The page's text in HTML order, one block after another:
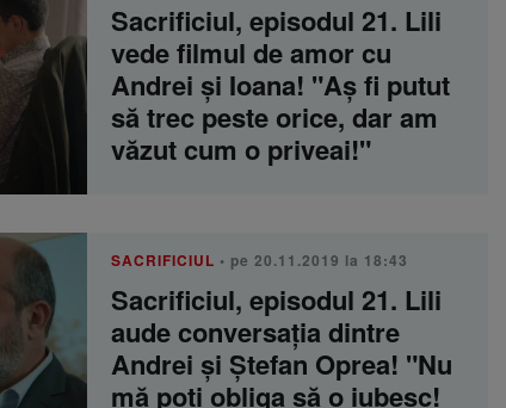
Sacrificiul, episodul 21. Lili
vede filmul de amor cu
Andrei şi Ioana! "Aş fi putut
să trec peste orice, dar am
văzut cum o priveai!"
SACRIFICIUL • pe 20.11.2019 la 18:43
Sacrificiul, episodul 21. Lili
aude conversaţia dintre
Andrei şi Ştefan Oprea! "Nu
mă poţi obliga să o iubesc!